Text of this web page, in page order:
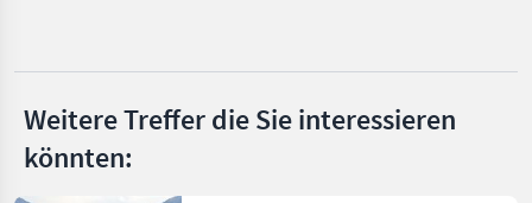
Weitere Treffer die Sie interessieren
könnten: